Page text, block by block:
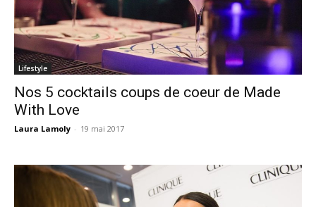
Lifestyle
Nos 5 cocktails coups de coeur de Made
With Love
Laura Lamoly - 19 mai 2017